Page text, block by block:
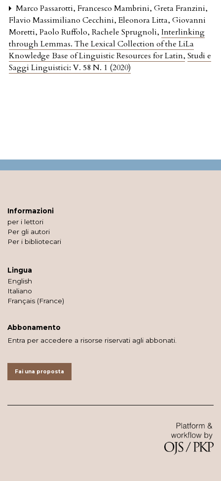
Marco Passarotti, Francesco Mambrini, Greta Franzini,
Flavio Massimiliano Cecchini, Eleonora Litta, Giovanni
Moretti, Paolo Ruffolo, Rachele Sprugnoli, Interlinking
through Lemmas. The Lexical Collection of the LiLa
Knowledge Base of Linguistic Resources for Latin, Studi e
Saggi Linguistici: V. 58 N. 1 (2020)
Informazioni
per i lettori
Per gli autori
Per i bibliotecari
Lingua
English
Italiano
Français (France)
Abbonamento
Entra per accedere a risorse riservati agli abbonati.
Fai una proposta